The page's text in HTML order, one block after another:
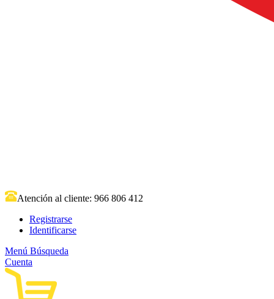
Atención al cliente: 966 806 412
Registrarse
Identificarse
Menú Búsqueda
Cuenta